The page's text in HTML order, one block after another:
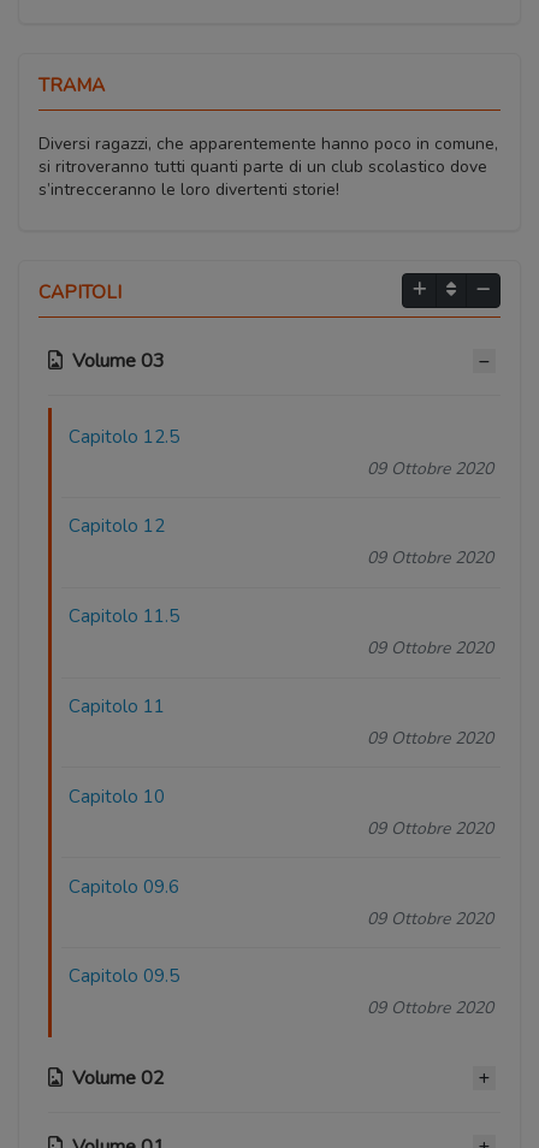
TRAMA
Diversi ragazzi, che apparentemente hanno poco in comune,
si ritroveranno tutti quanti parte di un club scolastico dove
s’intrecceranno le loro divertenti storie!
CAPITOLI
Volume 03
Capitolo 12.5
09 Ottobre 2020
Capitolo 12
09 Ottobre 2020
Capitolo 11.5
09 Ottobre 2020
Capitolo 11
09 Ottobre 2020
Capitolo 10
09 Ottobre 2020
Capitolo 09.6
09 Ottobre 2020
Capitolo 09.5
09 Ottobre 2020
Volume 02